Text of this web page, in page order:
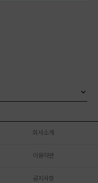
회사소개
이용약관
공지사항